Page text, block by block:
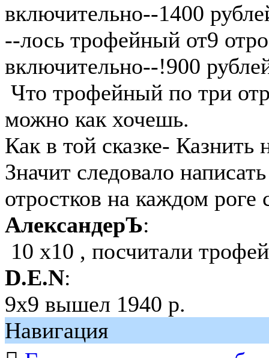
включительно--1400
--лось трофейный от9
включительно--!900
Что трофейный по три
можно как хочешь.
Как в той сказке- Казнить
Значит следовало
отростков на каждом
АлександерЪ:
10 x10 , посчитали
D.E.N:
9х9 вышел 1940 р.
Навигация